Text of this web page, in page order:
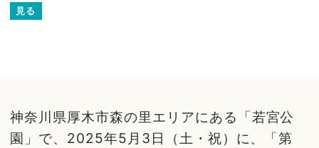
見る
神奈川県厚木市森の里エリアにある「若宮公
園」で、2025年5月3日（土・祝）に、「第